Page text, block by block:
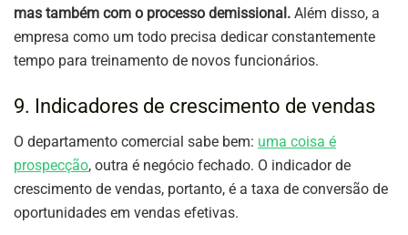
mas também com o processo demissional. Além disso, a
empresa como um todo precisa dedicar constantemente
tempo para treinamento de novos funcionários.
9. Indicadores de crescimento de vendas
O departamento comercial sabe bem: uma coisa é
prospecção, outra é negócio fechado. O indicador de
crescimento de vendas, portanto, é a taxa de conversão de
oportunidades em vendas efetivas.